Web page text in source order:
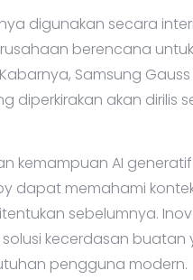
digunakan secara
berencana
Samsung
diperkirakan akan dirilis
kemampuan AI
dapat memahami
sebelumnya.
kecerdasan
pengguna modern.